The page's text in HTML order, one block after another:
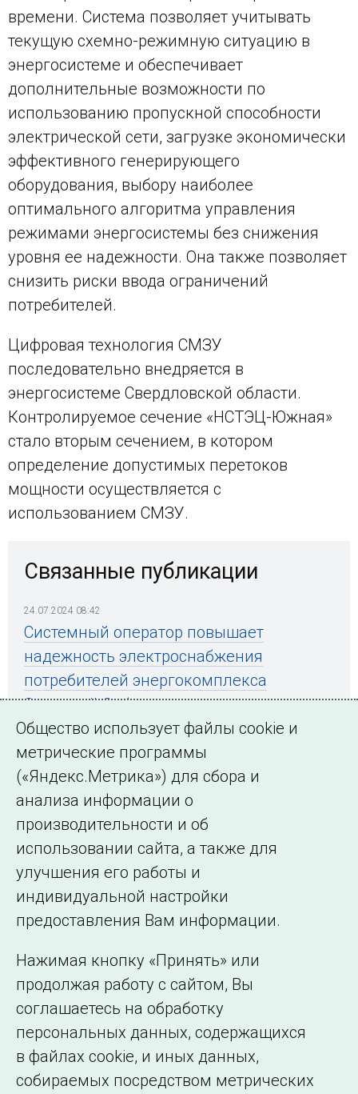
времени. Система позволяет учитывать
текущую схемно-режимную ситуацию в
энергосистеме и обеспечивает
дополнительные возможности по
использованию пропускной способности
электрической сети, загрузке экономически
эффективного генерирующего
оборудования, выбору наиболее
оптимального алгоритма управления
режимами энергосистемы без снижения
уровня ее надежности. Она также позволяет
снизить риски ввода ограничений
потребителей.
Цифровая технология СМЗУ
последовательно внедряется в
энергосистеме Свердловской области.
Контролируемое сечение «НСТЭЦ-Южная»
стало вторым сечением, в котором
определение допустимых перетоков
мощности осуществляется с
использованием СМЗУ.
Связанные публикации
24.07.2024 08:42
Системный оператор повышает
надежность электроснабжения
потребителей энергокомплекса
Западной Сибири
← Все публикации
Подписаться на новости
©2005–2026 АО «СО ЕЭС»
Филиалы и
представительства
Сведения об
образовательной
организации
Общество использует файлы cookie и
метрические программы
(«Яндекс.Метрика») для сбора и
анализа информации о
производительности и об
использовании сайта, а также для
улучшения его работы и
индивидуальной настройки
предоставления Вам информации.
Нажимая кнопку «Принять» или
продолжая работу с сайтом, Вы
соглашаетесь на обработку
персональных данных, содержащихся
в файлах cookie, и иных данных,
собираемых посредством метрических